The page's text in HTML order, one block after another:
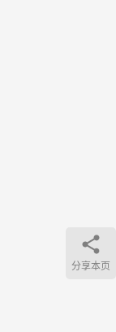
分享本页